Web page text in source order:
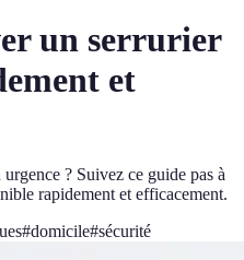
un serrurier
et
? Suivez ce guide pas à
rapidement et efficacement.
#domicile#sécurité